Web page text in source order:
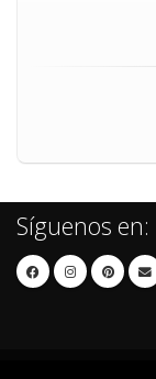
Síguenos en: